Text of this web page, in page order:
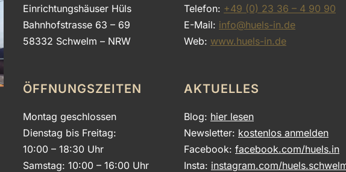
Einrichtungshäuser Hüls
Bahnhofstrasse 63 – 69
58332 Schwelm – NRW
ÖFFNUNGSZEITEN
Montag geschlossen
Dienstag bis Freitag:
10:00 – 18:30 Uhr
Samstag: 10:00 – 16:00 Uhr
Telefon: +49 (0) 23 36 – 4 90 90
E-Mail: info@huels-in.de
Web: www.huels-in.de
AKTUELLES
Blog: hier lesen
Newsletter: kostenlos anmelden
Facebook:facebook.com/huels.in
Insta: instagram.com/